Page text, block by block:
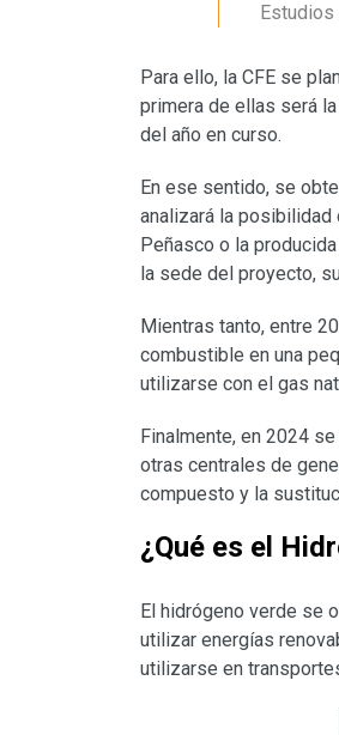
Para ello, la CFE se
primera de ellas será
del año en curso.
En ese sentido, se
analizará la
Peñasco o la
la sede del proyecto,
Mientras tanto, entre
combustible en una
utilizarse con el gas
Finalmente, en 2024
otras centrales de
compuesto y la
¿Qué es el
El hidrógeno verde se
utilizar energías
utilizarse en